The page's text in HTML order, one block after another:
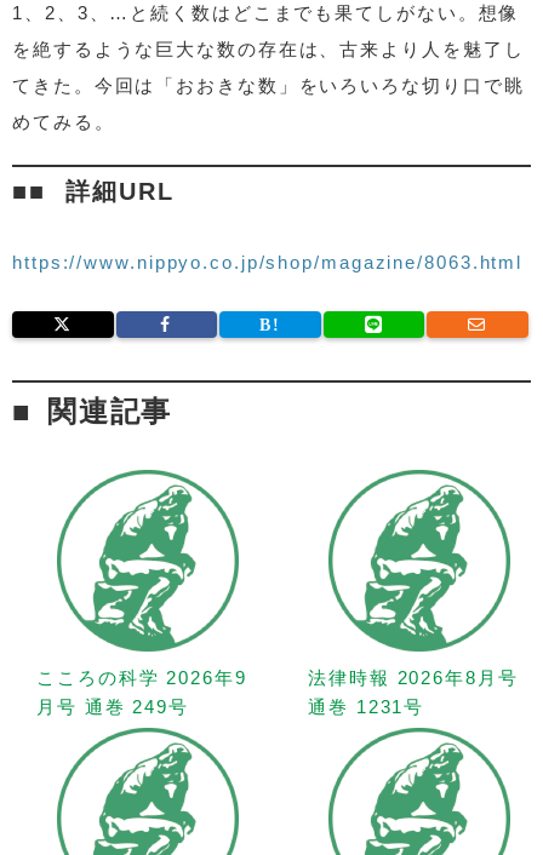
1、2、3、…と続く数はどこまでも果てしがない。想像
を絶するような巨大な数の存在は、古来より人を魅了し
てきた。今回は「おおきな数」をいろいろな切り口で眺
めてみる。
詳細URL
https://www.nippyo.co.jp/shop/magazine/8063.html
関連記事
こころの科学 2026年9
月号 通巻 249号
法律時報 2026年8月号
通巻 1231号